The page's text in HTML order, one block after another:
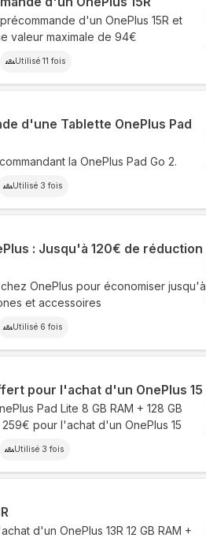
d'un OnePlus 15R et
valeur maximale de 94€
Utilisé 11 fois
d'une Tablette OnePlus Pad
la OnePlus Pad Go 2.
Utilisé 3 fois
: Jusqu'à 120€ de réduction
OnePlus pour économiser jusqu'à
et accessoires
Utilisé 6 fois
pour l'achat d'un OnePlus 15
Pad Lite 8 GB RAM + 128 GB
pour l'achat d'un OnePlus 15
Utilisé 3 fois
d'un OnePlus 13R 12 GB RAM +